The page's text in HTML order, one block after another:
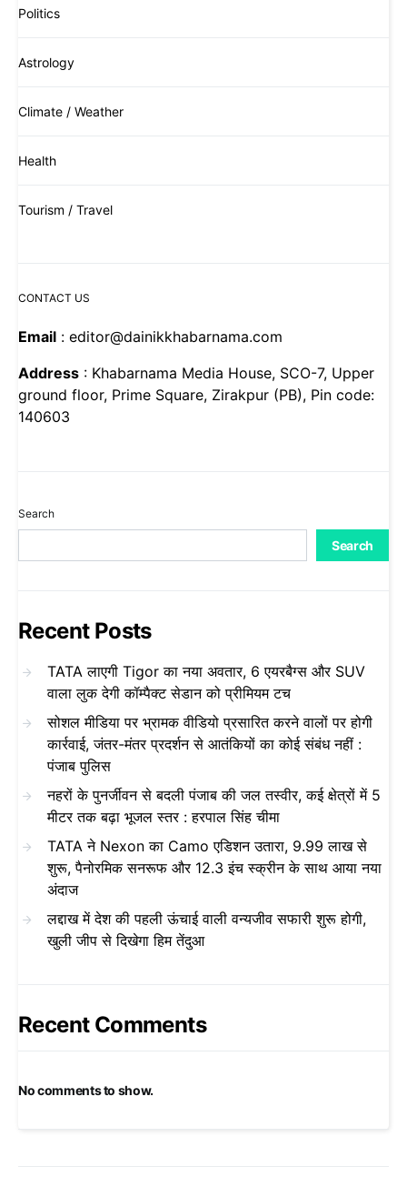
Politics
Astrology
Climate / Weather
Health
Tourism / Travel
CONTACT US
Email : editor@dainikkhabarnama.com
Address : Khabarnama Media House, SCO-7, Upper
ground floor, Prime Square, Zirakpur (PB), Pin code:
140603
Search
Search
Recent Posts
TATA लाएगी Tigor का नया अवतार, 6 एयरबैग्स और SUV
वाला लुक देगी कॉम्पैक्ट सेडान को प्रीमियम टच
सोशल मीडिया पर भ्रामक वीडियो प्रसारित करने वालों पर होगी
कार्रवाई, जंतर-मंतर प्रदर्शन से आतंकियों का कोई संबंध नहीं :
पंजाब पुलिस
नहरों के पुनर्जीवन से बदली पंजाब की जल तस्वीर, कई क्षेत्रों में 5
मीटर तक बढ़ा भूजल स्तर : हरपाल सिंह चीमा
TATA ने Nexon का Camo एडिशन उतारा, 9.99 लाख से
शुरू, पैनोरमिक सनरूफ और 12.3 इंच स्क्रीन के साथ आया नया
अंदाज
लद्दाख में देश की पहली ऊंचाई वाली वन्यजीव सफारी शुरू होगी,
खुली जीप से दिखेगा हिम तेंदुआ
Recent Comments
No comments to show.